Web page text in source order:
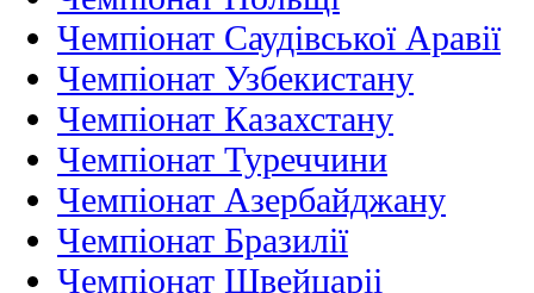
Чемпіонат Саудівської Аравії
Чемпіонат Узбекистану
Чемпіонат Казахстану
Чемпіонат Туреччини
Чемпіонат Азербайджану
Чемпіонат Бразилії
Чемпіонат Швейцаріі